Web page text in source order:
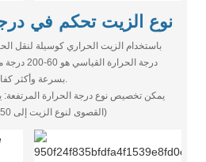
نوع الزيت تحكم في
باستخدام الزيت الحراري كوسيلة لنقل
درجة
بسرعة وأكثر كفاءة.
القصوى لنوع الزيت إلى 350 درجة مئوية)